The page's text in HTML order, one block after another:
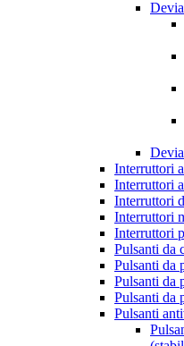
Interruttori
Interruttori
Interruttori
Interruttori
Interruttori
Pulsanti da
Pulsanti da
Pulsanti da
Pulsanti da
Pulsanti